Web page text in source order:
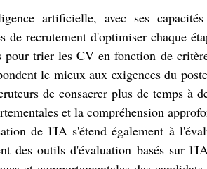
artificielle, avec ses
de recrutement d'optimiser chaque
pour trier les CV en fonction de
le mieux aux exigences du
de consacrer plus de temps à
et la compréhension
de l'IA s'étend également à
des outils d'évaluation basés sur